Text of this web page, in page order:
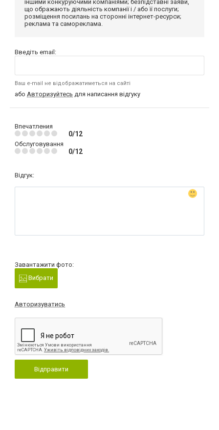
іншими конкуруючими компаніями; безпідставні заяви,
що ображають діяльність компанії і / або її послуги;
розміщення посилань на сторонні інтернет-ресурси;
реклама та самореклама.
Введіть email:
Ваш e-mail не відображатиметься на сайті
або Авторизуйтесь для написання відгуку
Впечатления
0/12
Обслуговування
0/12
Відгук:
Завантажити фото:
Вибрати
Авторизуватись
Відправити